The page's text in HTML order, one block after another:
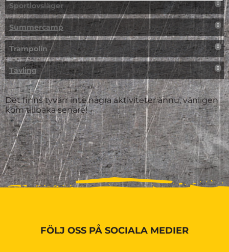
Sportlovsläger 0
Summercamp 0
Trampolin 0
Tävling 0
Det finns tyvärr inte några aktiviteter ännu, vänligen
kom tillbaka senare!
FÖLJ OSS PÅ SOCIALA MEDIER